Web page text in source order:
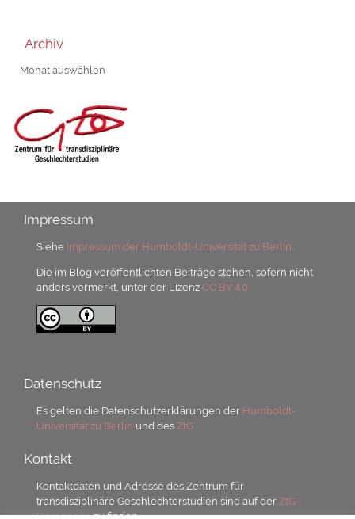
Archiv
Archiv
Impressum
Siehe Impressum der Humboldt-Universität zu Berlin
Die im Blog veröffentlichten Beiträge stehen, sofern nicht
anders vermerkt, unter der LizenzCC BY 4.0.
Datenschutz
Es gelten die Datenschutzerklärungen der Humboldt-
Universität zu Berlin und desZtG.
Kontakt
Kontaktdaten und Adresse des Zentrum für
transdisziplinäre Geschlechterstudien sind auf derZtG-
Homepagezu finden.